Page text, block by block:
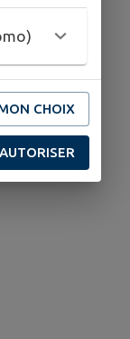
CHOIX
AUTORISER